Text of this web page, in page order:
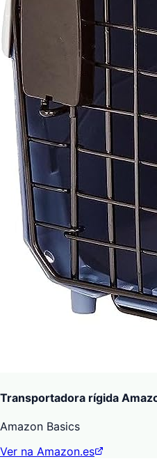
Transportadora rígida
Amazon Basics
Ver na Amazon.es